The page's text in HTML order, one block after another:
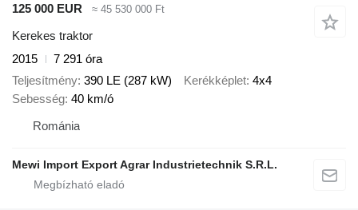
125 000 EUR
≈ 45 530 000 Ft
Kerekes traktor
2015
7 291 óra
Teljesítmény 390 LE (287 kW) Kerékképlet 4x4
Sebesség 40 km/ó
Románia
Mewi Import Export Agrar Industrietechnik S.R.L.